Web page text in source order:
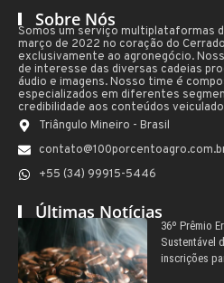
Sobre Nós
Somos um serviço multiplataformas
março de 2022 no coração do
exclusivamente ao agronegócio.
de interesse das diversas cadeias
áudio e imagens. Nosso time é
especializados em diferentes
credibilidade aos conteúdos
Triângulo Mineiro - Brasil
+55 (34) 99915-5446
Últimas Notícias
36º Prêmio
Sustentável
inscrições